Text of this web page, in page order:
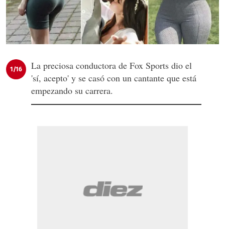
1/16
La preciosa conductora de Fox Sports dio el
'sí, acepto' y se casó con un cantante que está
empezando su carrera.